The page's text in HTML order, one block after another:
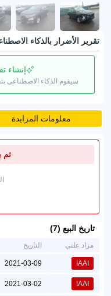
تقرير الأضرار بالذكاء
إنشاء
سيقوم الذكاء الاصطناعي
معلومات المزايدة
تم
تاريخ البيع (7)
مزاد علني التاريخ
IAAI
2021-03-09
IAAI
2021-03-02